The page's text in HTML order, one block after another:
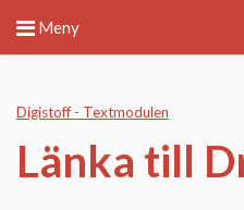
Meny
Digistoff - Textmodulen
Länka till